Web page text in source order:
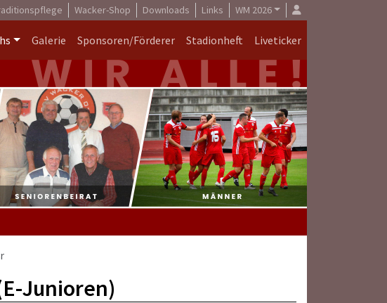
Wacker-Shop Downloads Links WM 2026
Galerie Sponsoren/Förderer Stadionheft Liveticker
Junioren)